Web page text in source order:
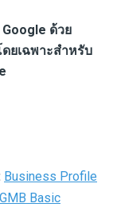
ด้วย
ยเฉพาะสำหรับ
Business Profile
GMB Basic